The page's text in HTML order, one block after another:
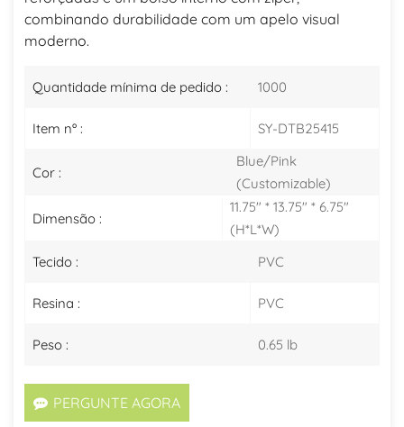
combinando durabilidade com um apelo visual
moderno.
Quantidade mínima de pedido : 1000
Item nº : SY-DTB25415
Cor :
Blue/Pink
(Customizable)
Dimensão :
11.75" * 13.75" * 6.75"
(H*L*W)
Tecido :
PVC
Resina : PVC
Peso : 0.65 lb
PERGUNTE AGORA